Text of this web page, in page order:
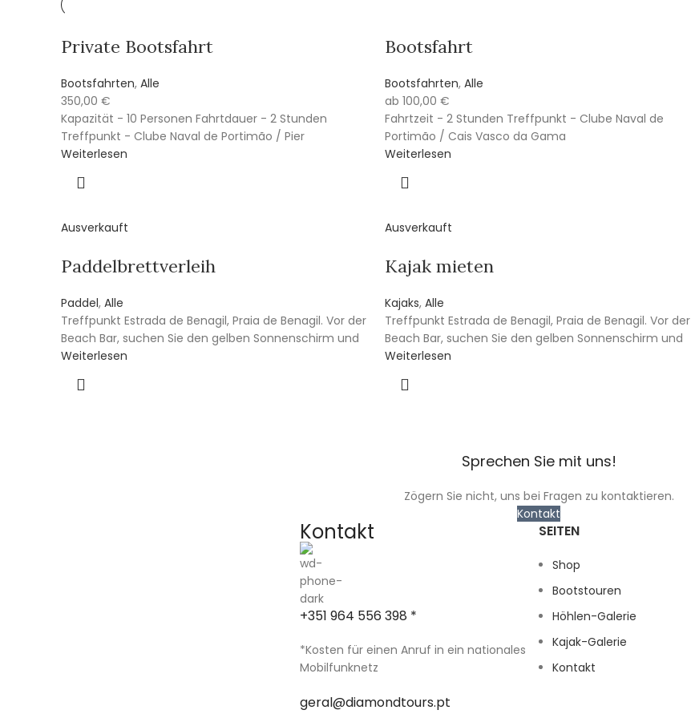
Private Bootsfahrt
Bootsfahrten, Alle
350,00 €
Kapazität - 10 Personen Fahrtdauer - 2 Stunden
Treffpunkt - Clube Naval de Portimão / Pier
Weiterlesen
Bootsfahrt
Bootsfahrten, Alle
ab 100,00 €
Fahrtzeit - 2 Stunden Treffpunkt - Clube Naval de
Portimão / Cais Vasco da Gama
Weiterlesen
Ausverkauft
Paddelbrettverleih
Paddel, Alle
Treffpunkt Estrada de Benagil, Praia de Benagil. Vor der
Beach Bar, suchen Sie den gelben Sonnenschirm und
Weiterlesen
Ausverkauft
Kajak mieten
Kajaks, Alle
Treffpunkt Estrada de Benagil, Praia de Benagil. Vor der
Beach Bar, suchen Sie den gelben Sonnenschirm und
Weiterlesen
Sprechen Sie mit uns!
Zögern Sie nicht, uns bei Fragen zu kontaktieren.
Kontakt
Kontakt
+351 964 556 398 *
*Kosten für einen Anruf in ein nationales
Mobilfunknetz
geral@diamondtours.pt
SEITEN
Shop
Bootstouren
Höhlen-Galerie
Kajak-Galerie
Kontakt